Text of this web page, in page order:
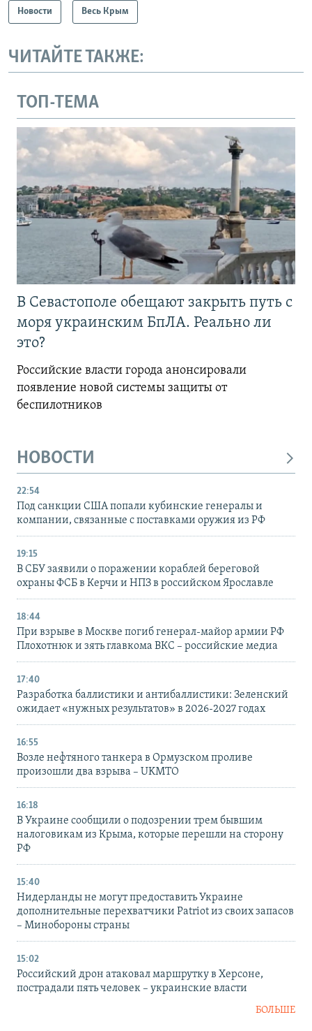
Новости Весь Крым
ЧИТАЙТЕ ТАКЖЕ:
ТОП-ТЕМА
В Севастополе обещают закрыть путь с
моря украинским БпЛА. Реально ли
это?
Российские власти города анонсировали
появление новой системы защиты от
беспилотников
НОВОСТИ
22:54
Под санкции США попали кубинские генералы и
компании, связанные с поставками оружия из РФ
19:15
В СБУ заявили о поражении кораблей береговой
охраны ФСБ в Керчи и НПЗ в российском Ярославле
18:44
При взрыве в Москве погиб генерал-майор армии РФ
Плохотнюк и зять главкома ВКС – российские медиа
17:40
Разработка баллистики и антибаллистики: Зеленский
ожидает «нужных результатов» в 2026-2027 годах
16:55
Возле нефтяного танкера в Ормузском проливе
произошли два взрыва – UKMTO
16:18
В Украине сообщили о подозрении трем бывшим
налоговикам из Крыма, которые перешли на сторону
РФ
15:40
Нидерланды не могут предоставить Украине
дополнительные перехватчики Patriot из своих запасов
– Минобороны страны
15:02
Российский дрон атаковал маршрутку в Херсоне,
пострадали пять человек – украинские власти
БОЛЬШЕ